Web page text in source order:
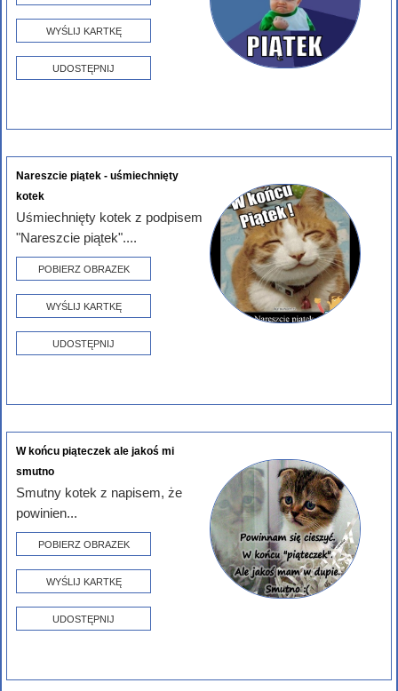
WYŚLIJ KARTKĘ
UDOSTĘPNIJ
Nareszcie piątek - uśmiechnięty
kotek
Uśmiechnięty kotek z podpisem
"Nareszcie piątek"....
POBIERZ OBRAZEK
WYŚLIJ KARTKĘ
UDOSTĘPNIJ
W końcu piąteczek ale jakoś mi
smutno
Smutny kotek z napisem, że
powinien...
POBIERZ OBRAZEK
WYŚLIJ KARTKĘ
UDOSTĘPNIJ